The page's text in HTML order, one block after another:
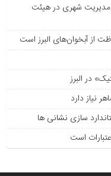
شهری در هیئت
از آبخوان‌های البرز است
در البرز
نیاز دارد
سازی نشانی ها
است